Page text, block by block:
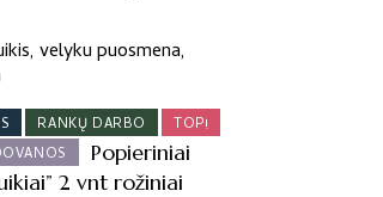
RANKŲ DARBO
TOP!
Popieriniai
2 vnt rožiniai